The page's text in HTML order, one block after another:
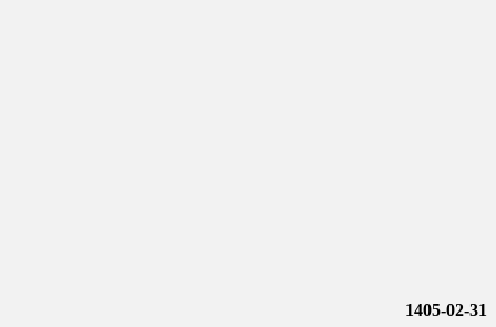
1405-02-31